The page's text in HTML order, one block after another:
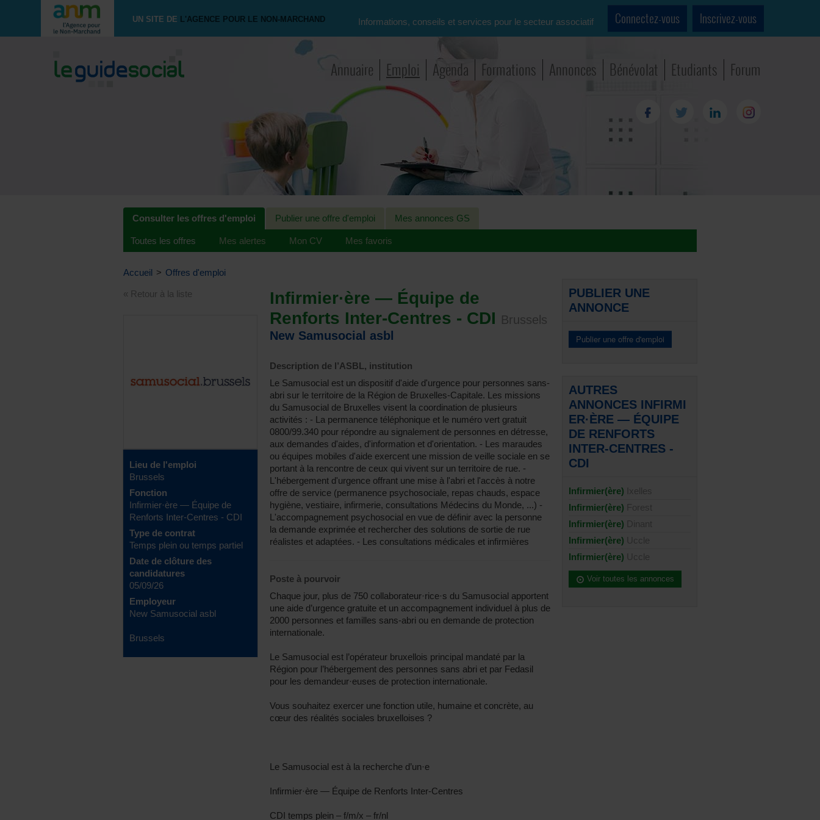
UN SITE DE L'AGENCE POUR LE NON-MARCHAND Informations, conseils et services pour le secteur associatif Connectez-vous Inscrivez-vous
Annuaire Emploi Agenda Formations Annonces Bénévolat Etudiants Forum
Consulter les offres d'emploi Publier une offre d'emploi Mes annonces GS
Toutes les offres Mes alertes Mon CV Mes favoris
Accueil > Offres d'emploi
« Retour à la liste
Lieu de l'emploi
Brussels
Fonction
Infirmier·ère — Équipe de
Renforts Inter-Centres - CDI
Type de contrat
Temps plein ou temps partiel
Date de clôture des
candidatures
05/09/26
Employeur
New Samusocial asbl
Brussels
Infirmier·ère — Équipe de
Renforts Inter-Centres - CDI Brussels
New Samusocial asbl
Description de l’ASBL, institution
Le Samusocial est un dispositif d'aide d'urgence pour personnes sans-
abri sur le territoire de la Région de Bruxelles-Capitale. Les missions
du Samusocial de Bruxelles visent la coordination de plusieurs
activités : - La permanence téléphonique et le numéro vert gratuit
0800/99.340 pour répondre au signalement de personnes en détresse,
aux demandes d'aides, d'information et d'orientation. - Les maraudes
ou équipes mobiles d'aide exercent une mission de veille sociale en se
portant à la rencontre de ceux qui vivent sur un territoire de rue. -
L'hébergement d'urgence offrant une mise à l'abri et l'accès à notre
offre de service (permanence psychosociale, repas chauds, espace
hygiène, vestiaire, infirmerie, consultations Médecins du Monde, ...) -
L'accompagnement psychosocial en vue de définir avec la personne
la demande exprimée et rechercher des solutions de sortie de rue
réalistes et adaptées. - Les consultations médicales et infirmières
Poste à pourvoir
Chaque jour, plus de 750 collaborateur·rice·s du Samusocial apportent
une aide d’urgence gratuite et un accompagnement individuel à plus de
2000 personnes et familles sans-abri ou en demande de protection
internationale.
Le Samusocial est l’opérateur bruxellois principal mandaté par la
Région pour l’hébergement des personnes sans abri et par Fedasil
pour les demandeur·euses de protection internationale.
Vous souhaitez exercer une fonction utile, humaine et concrète, au
cœur des réalités sociales bruxelloises ?
Le Samusocial est à la recherche d’un·e
Infirmier·ère — Équipe de Renforts Inter-Centres
CDI temps plein – f/m/x – fr/nl
PUBLIER UNE
ANNONCE
AUTRES
ANNONCES INFIRMI
ER·ÈRE — ÉQUIPE
DE RENFORTS
INTER-CENTRES -
CDI
Infirmier(ère)
Infirmier(ère)
Infirmier(ère)
Infirmier(ère)
Infirmier(ère)
Voir toutes les annonces